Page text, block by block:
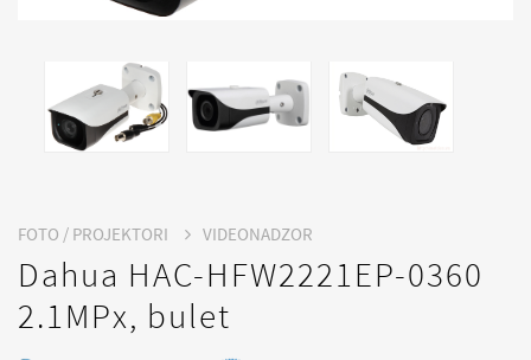
FOTO / PROJEKTORI VIDEONADZOR
Dahua HAC-HFW2221EP-0360
2.1MPx, bulet